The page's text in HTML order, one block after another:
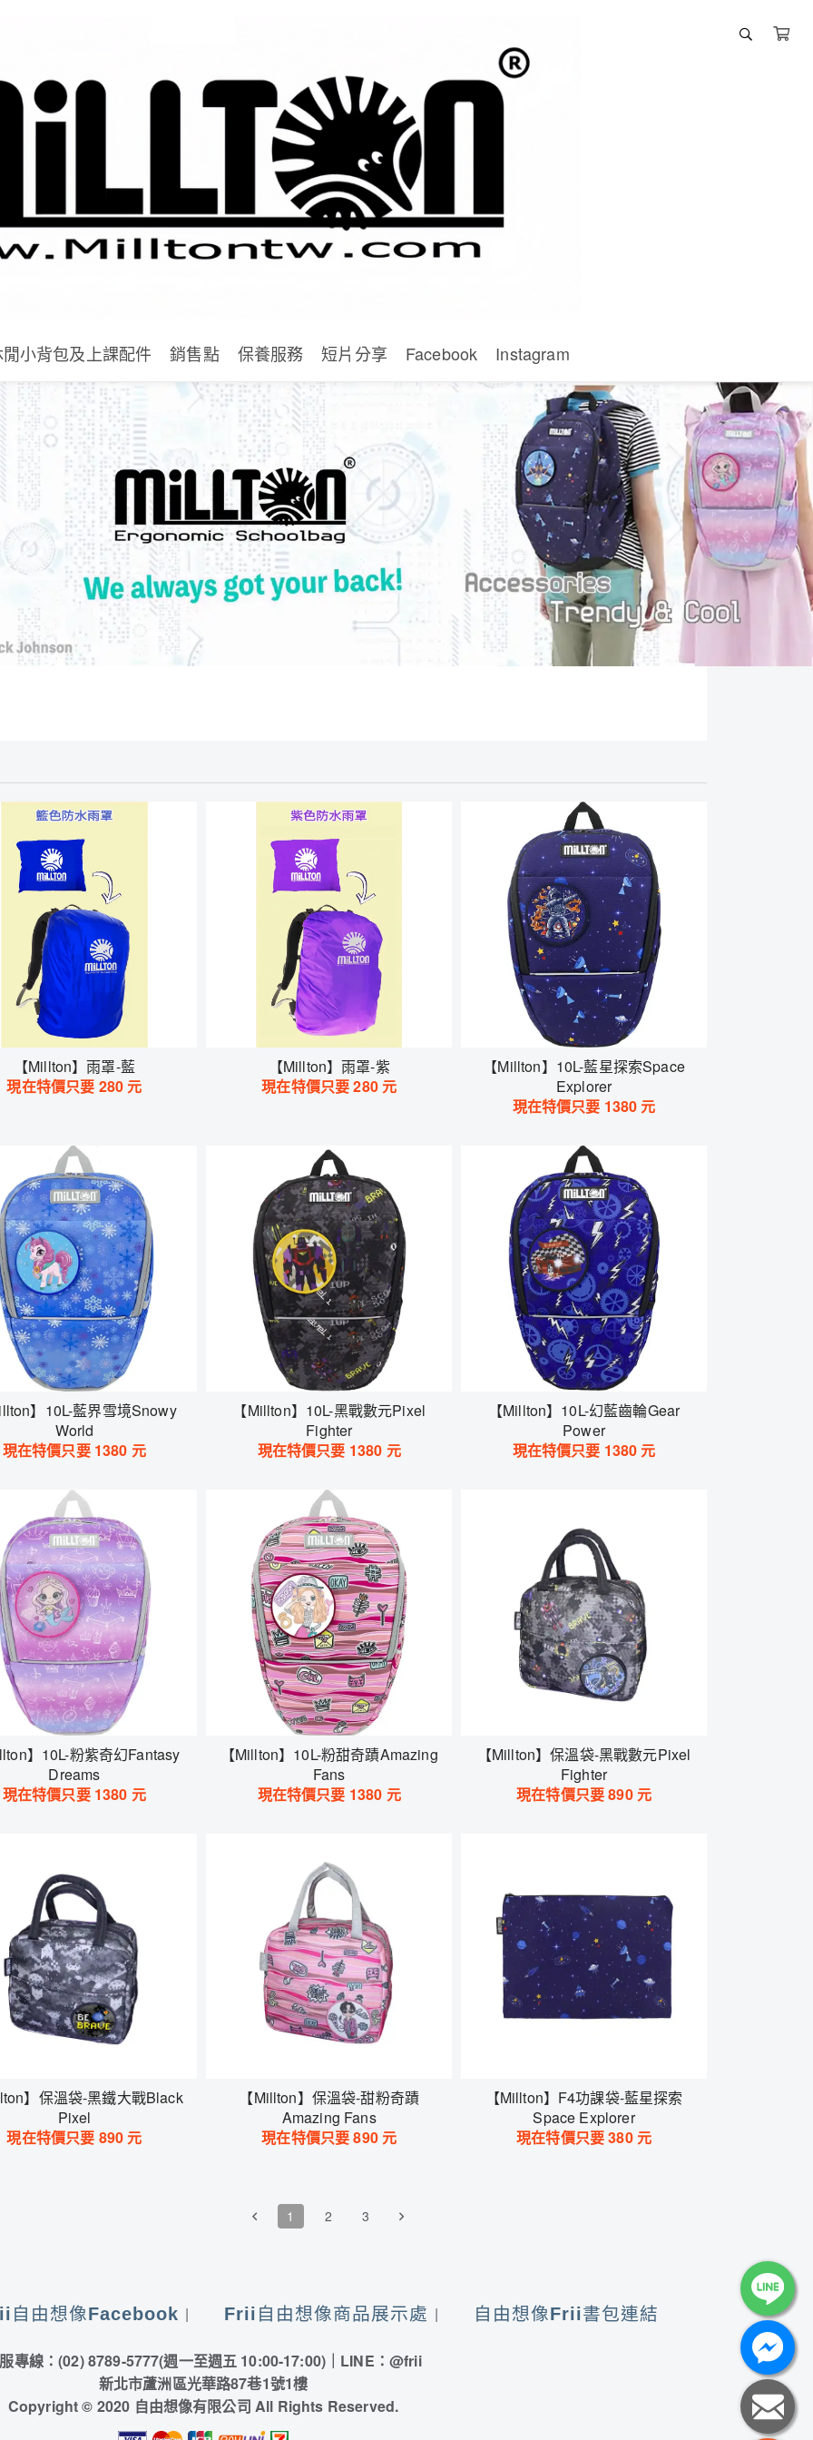
小背包及上課配件 銷售點 保養服務 短片分享 Facebook Instagram
【Millton】雨罩-藍
現在特價只要 280 元
【Millton】雨罩-紫
現在特價只要280元
【Millton】10L-藍星探索Space
Explorer
現在特價只要 1380 元
】10L-藍界雪境Snowy
World
現在特價只要 1380 元
【Millton】10L-黑戰數元Pixel
Fighter
現在特價只要 1380 元
【Millton】10L-幻藍齒輪Gear
Power
現在特價只要 1380 元
】10L-粉紫奇幻Fantasy
Dreams
現在特價只要 1380 元
【Millton】10L-粉甜奇蹟Amazing
Fans
現在特價只要 1380 元
【Millton】保溫袋-黑戰數元Pixel
Fighter
現在特價只要890元
】保溫袋-黑鐵大戰Black
Pixel
現在特價只要 890 元
【Millton】保溫袋-甜粉奇蹟
Amazing Fans
現在特價只要890元
【Millton】F4功課袋-藍星探索
Space Explorer
現在特價只要380元
1 2 3
自由想像Facebook Frii自由想像商品展示處 自由想像Frii書包連結
專線：(02) 8789-5777(週一至週五 10:00-17:00) ｜LINE： @frii
新北市蘆洲區光華路87巷1號1樓
Copyright © 2020 自由想像有限公司 All Rights Reserved.